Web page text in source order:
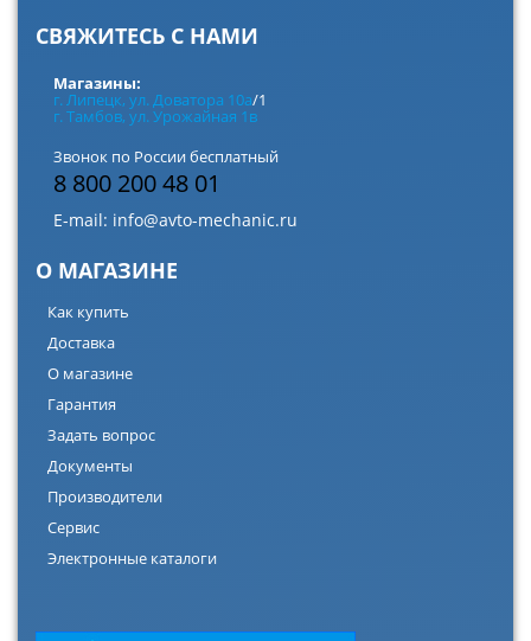
СВЯЖИТЕСЬ С НАМИ
Магазины:
г. Липецк, ул. Доватора 10а/1
г. Тамбов, ул. Урожайная 1в
Звонок по России бесплатный
8 800 200 48 01
E-mail: info@avto-mechanic.ru
О МАГАЗИНЕ
Как купить
Доставка
О магазине
Гарантия
Задать вопрос
Документы
Производители
Сервис
Электронные каталоги